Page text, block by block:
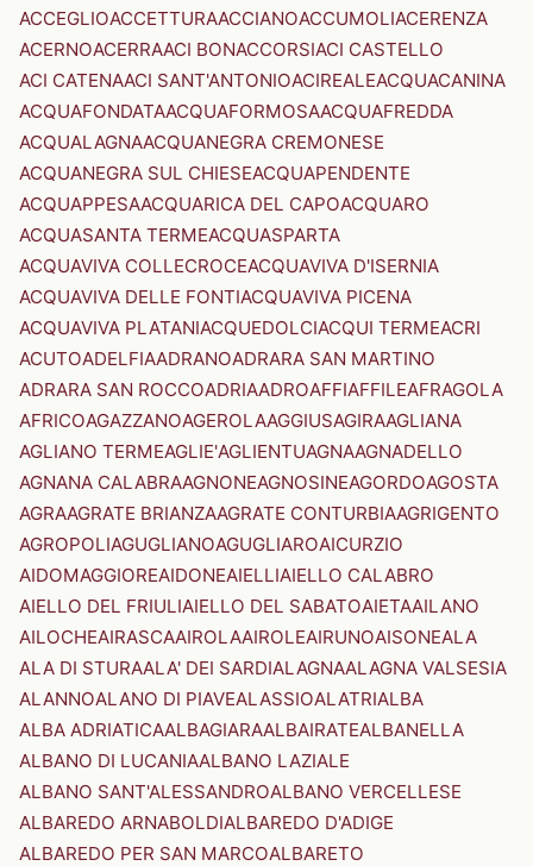
ACCEGLIOACCETTURAACCIANOACCUMOLIACERENZA
ACERNOACERRAACI BONACCORSIACI CASTELLO
ACI CATENAACI SANT'ANTONIOACIREALEACQUACANINA
ACQUAFONDATAACQUAFORMOSAACQUAFREDDA
ACQUALAGNAACQUANEGRA CREMONESE
ACQUANEGRA SUL CHIESEACQUAPENDENTE
ACQUAPPESAACQUARICA DEL CAPOACQUARO
ACQUASANTA TERMEACQUASPARTA
ACQUAVIVA COLLECROCEACQUAVIVA D'ISERNIA
ACQUAVIVA DELLE FONTIACQUAVIVA PICENA
ACQUAVIVA PLATANIACQUEDOLCIACQUI TERMEACRI
ACUTOADELFIAADRANOADRARA SAN MARTINO
ADRARA SAN ROCCOADRIAADROAFFIAFFILEAFRAGOLA
AFRICOAGAZZANOAGEROLAAGGIUSAGIRAAGLIANA
AGLIANO TERMEAGLIE'AGLIENTUAGNAAGNADELLO
AGNANA CALABRAAGNONEAGNOSINEAGORDOAGOSTA
AGRAAGRATE BRIANZAAGRATE CONTURBIAAGRIGENTO
AGROPOLIAGUGLIANOAGUGLIAROAICURZIO
AIDOMAGGIOREAIDONEAIELLIAIELLO CALABRO
AIELLO DEL FRIULIAIELLO DEL SABATOAIETAAILANO
AILOCHEAIRASCAAIROLAAIROLEAIRUNOAISONEALA
ALA DI STURAALA' DEI SARDIALAGNAALAGNA VALSESIA
ALANNOALANO DI PIAVEALASSIOALATRIALBA
ALBA ADRIATICAALBAGIARAALBAIRATEALBANELLA
ALBANO DI LUCANIAALBANO LAZIALE
ALBANO SANT'ALESSANDROALBANO VERCELLESE
ALBAREDO ARNABOLDIALBAREDO D'ADIGE
ALBAREDO PER SAN MARCOALBARETO